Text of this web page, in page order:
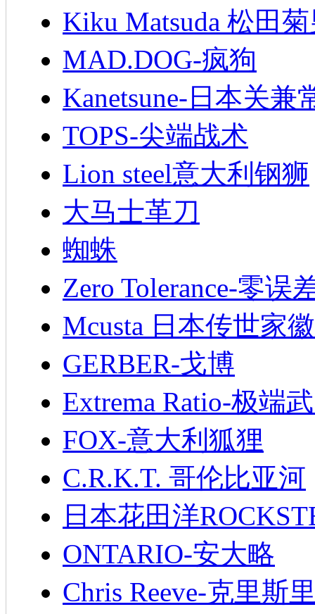
Kiku Matsuda 松田
MAD.DOG-疯狗
Kanetsune-日本关兼
TOPS-尖端战术
Lion steel意大利钢狮
大马士革刀
蜘蛛
Zero Tolerance-零误
Mcusta 日本传世家徽
GERBER-戈博
Extrema Ratio-极端
FOX-意大利狐狸
C.R.K.T. 哥伦比亚河
日本花田洋
ONTARIO-安大略
Chris Reeve-克里斯